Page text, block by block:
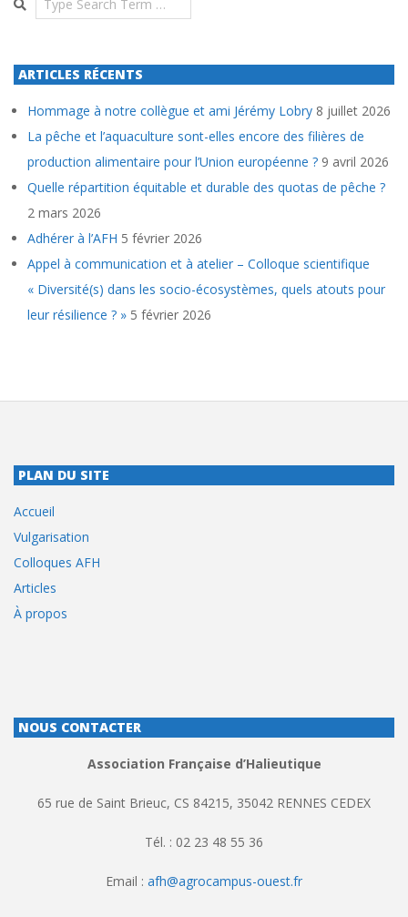
ARTICLES RÉCENTS
Hommage à notre collègue et ami Jérémy Lobry 8 juillet 2026
La pêche et l’aquaculture sont-elles encore des filières de
production alimentaire pour l’Union européenne ? 9 avril 2026
Quelle répartition équitable et durable des quotas de pêche ?
2 mars 2026
Adhérer à l’AFH 5 février 2026
Appel à communication et à atelier – Colloque scientifique
« Diversité(s) dans les socio-écosystèmes, quels atouts pour
leur résilience ? » 5 février 2026
PLAN DU SITE
Accueil
Vulgarisation
Colloques AFH
Articles
À propos
NOUS CONTACTER
Association Française d’Halieutique
65 rue de Saint Brieuc, CS 84215, 35042 RENNES CEDEX
Tél. : 02 23 48 55 36
Email : afh@agrocampus-ouest.fr